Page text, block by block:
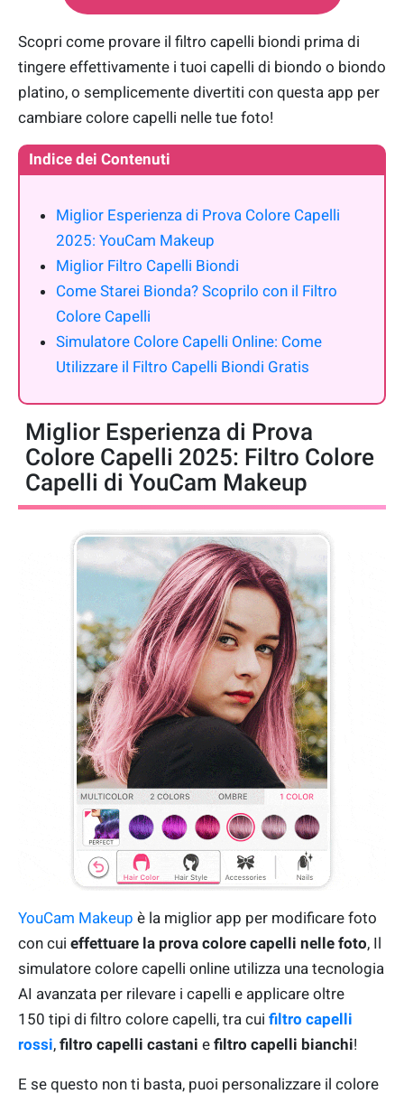
Scopri come provare il filtro capelli biondi prima di
tingere effettivamente i tuoi capelli di biondo o biondo
platino, o semplicemente divertiti con questa app per
cambiare colore capelli nelle tue foto!
Indice dei Contenuti
Miglior Esperienza di Prova Colore Capelli
2025: YouCam Makeup
Miglior Filtro Capelli Biondi
Come Starei Bionda? Scoprilo con il Filtro
Colore Capelli
Simulatore Colore Capelli Online: Come
Utilizzare il Filtro Capelli Biondi Gratis
Miglior Esperienza di Prova
Colore Capelli 2025: Filtro Colore
Capelli di YouCam Makeup
YouCam Makeup è la miglior app per modificare foto
con cui effettuare la prova colore capelli nelle foto, Il
simulatore colore capelli online utilizza una tecnologia
AI avanzata per rilevare i capelli e applicare oltre
150 tipi di filtro colore capelli, tra cui filtro capelli
rossi, filtro capelli castani e filtro capelli bianchi!
E se questo non ti basta, puoi personalizzare il colore